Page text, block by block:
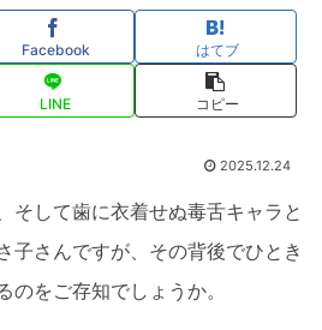
Facebook はてブ
LINE コピー
2025.12.24
そして歯に衣着せぬ毒舌キャラと
子さんですが、その背後でひとき
をご存知でしょうか。